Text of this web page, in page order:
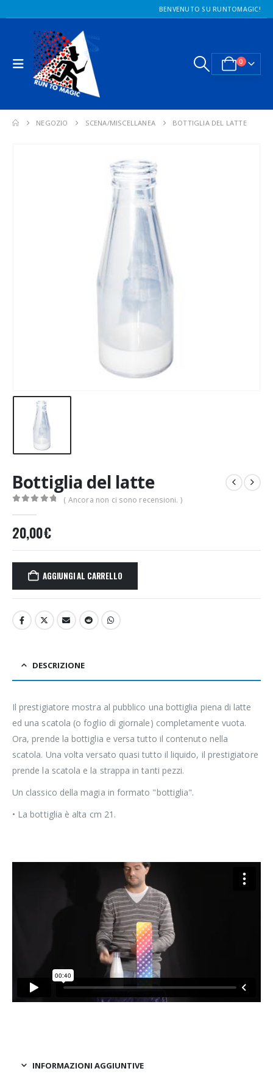
BENVENUTO SU RUNTOMAGIC!
0
NEGOZIO SCENA/MISCELLANEA BOTTIGLIA DEL LATTE
Bottiglia del latte
( Ancora non ci sono recensioni. )
20,00€
AGGIUNGI AL CARRELLO
DESCRIZIONE
Il prestigiatore mostra al pubblico una bottiglia piena di latte
ed una scatola (o foglio di giornale) completamente vuota.
Ora, prende la bottiglia e versa tutto il contenuto nella
scatola. Una volta versato quasi tutto il liquido, il prestigiatore
prende la scatola e la strappa in tanti pezzi.
Un classico della magia in formato "bottiglia".
• La bottiglia è alta cm 21.
INFORMAZIONI AGGIUNTIVE